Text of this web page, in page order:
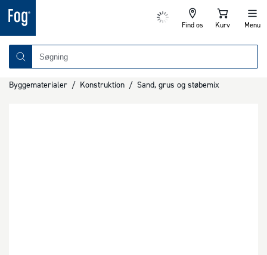
Find os Kurv Menu
Byggematerialer / Konstruktion / Sand, grus og støbemix